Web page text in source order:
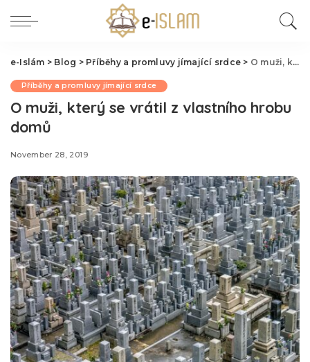
e-Islám > Blog > Příběhy a promluvy jímající srdce > O muži, který se vrátil z vlastního hrobu domů
Příběhy a promluvy jímající srdce
O muži, který se vrátil z vlastního hrobu
domů
November 28, 2019